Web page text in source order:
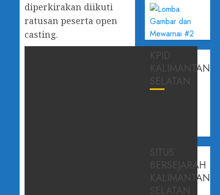
diperkirakan diikuti
ratusan peserta open
casting.
KPID
KALIMANTAN
SELATAN
SITUS
BERSEJARAH
KALIMANTAN
SELATAN